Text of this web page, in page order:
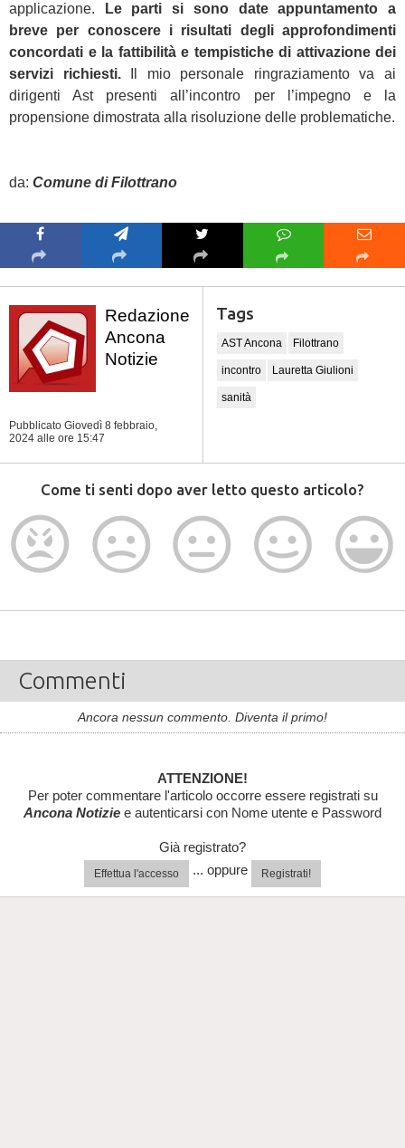
applicazione.
Le parti si sono date appuntamento a
breve per conoscere i risultati degli approfondimenti
concordati e la fattibilità e tempistiche di attivazione dei
servizi richiesti.
Il mio personale ringraziamento va ai
dirigenti Ast presenti all’incontro per l’impegno e la
propensione dimostrata alla risoluzione delle problematiche.
da: Comune di Filottrano
Redazione
Ancona
Notizie
Pubblicato Giovedì 8 febbraio,
2024 alle ore 15:47
Tags
AST Ancona Filottrano
incontro Lauretta Giulioni
sanità
Come ti senti dopo aver letto questo articolo?
Commenti
Ancora nessun commento. Diventa il primo!
ATTENZIONE!
Per poter commentare l'articolo occorre essere registrati su
Ancona Notizie e autenticarsi con Nome utente e Password
Già registrato?
Effettua l'accesso ... oppure Registrati!